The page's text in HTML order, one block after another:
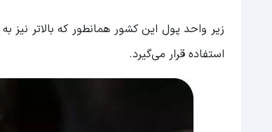
زیر واحد پول این کشور همانطور که بالاتر نیز
استفاده قرار می‌گیرد.